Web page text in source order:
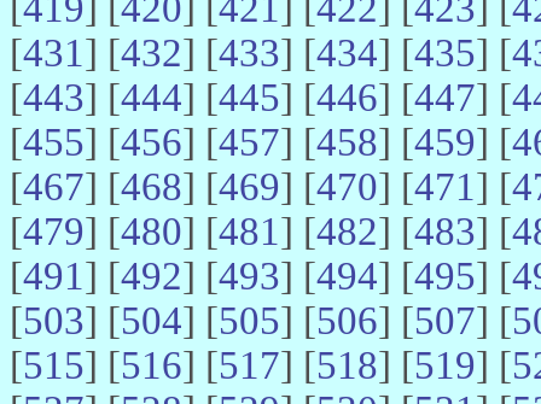
[431] [432] [433] [434] [435] [
[443] [444] [445] [446] [447] [
[455] [456] [457] [458] [459] [
[467] [468] [469] [470] [471] [
[479] [480] [481] [482] [483] [
[491] [492] [493] [494] [495] [
[503] [504] [505] [506] [507] [
[515] [516] [517] [518] [519] [